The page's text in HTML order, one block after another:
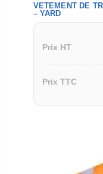
VETEMENT DE
– YARD
Prix HT
Prix TTC